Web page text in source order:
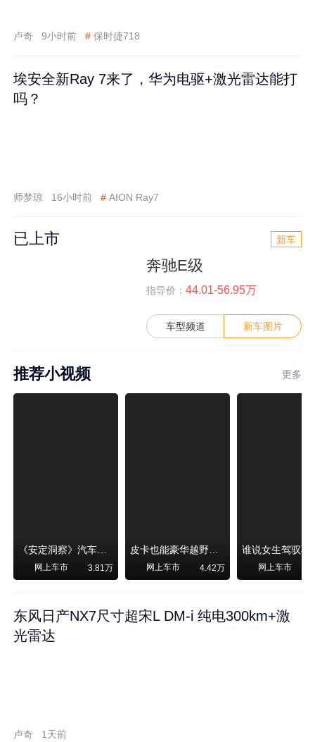
卢奇 9小时前 # 保时捷718
埃安全新Ray 7来了，华为电驱+激光雷达能打
吗？
师梦琼 16小时前 # AION Ray7
已上市 新车
奔驰E级
指导价： 44.01-56.95万
车型频道 新车图片
推荐小视频 更多
《安定洞察》汽车烧不烧油，和石油安全无关！
网上车市 3.81万
皮卡也能豪华越野！纵横F700上市，限时卖29.99万起
网上车市 4.42万 网上车市
东风日产NX7尺寸超宋L DM-i 纯电300km+激
光雷达
卢奇 1天前